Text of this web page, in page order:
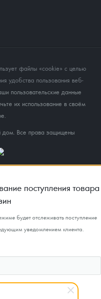
файлы «cookie» с целью
удобства пользования веб-
пользовательские данные
их использование в своём
Все права защищены
поступления товара
будет отслеживать поступление
уведомлением клиента.